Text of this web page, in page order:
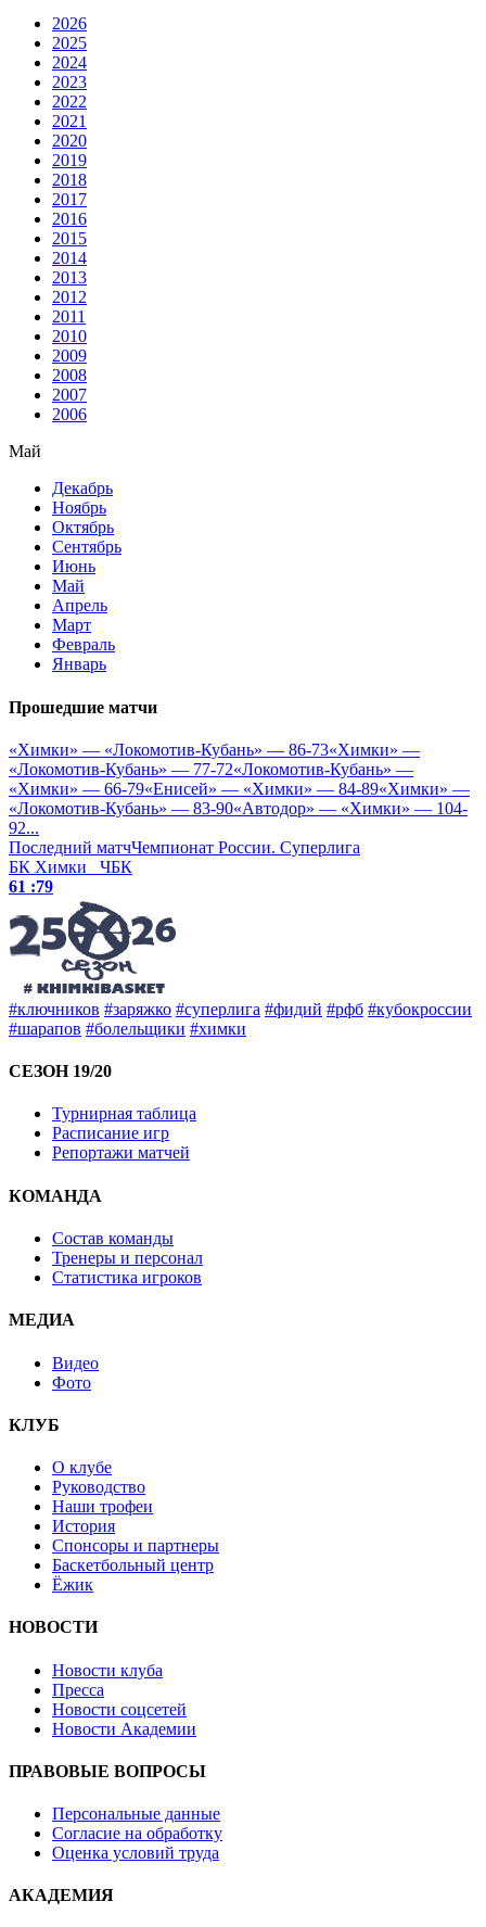
2026
2025
2024
2023
2022
2021
2020
2019
2018
2017
2016
2015
2014
2013
2012
2011
2010
2009
2008
2007
2006
Май
Декабрь
Ноябрь
Октябрь
Сентябрь
Июнь
Май
Апрель
Март
Февраль
Январь
Прошедшие матчи
«Химки» — «Локомотив-Кубань» — 86-73«Химки» —
«Локомотив-Кубань» — 77-72«Локомотив-Кубань» —
«Химки» — 66-79«Енисей» — «Химки» — 84-89«Химки» —
«Локомотив-Кубань» — 83-90«Автодор» — «Химки» — 104-
92...
Последний матчЧемпионат России. Суперлига
БК Химки ЧБК
61 :79
#ключников #заряжко #суперлига #фидий #рфб #кубокроссии
#шарапов #болельщики #химки
СЕЗОН 19/20
Турнирная таблица
Расписание игр
Репортажи матчей
КОМАНДА
Состав команды
Тренеры и персонал
Статистика игроков
МЕДИА
Видео
Фото
КЛУБ
О клубе
Руководство
Наши трофеи
История
Спонсоры и партнеры
Баскетбольный центр
Ёжик
НОВОСТИ
Новости клуба
Пресса
Новости соцсетей
Новости Академии
ПРАВОВЫЕ ВОПРОСЫ
Персональные данные
Согласие на обработку
Оценка условий труда
АКАДЕМИЯ